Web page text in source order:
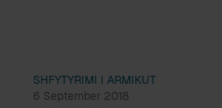
SHFYTYRIMI I ARMIKUT
6 September 2018